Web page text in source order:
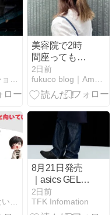
メンズファッション初心者講座
美容院で2時
間座ってもラ
ク！アラフォ
ーが買ってよ
かったサロペ
2日前
fukuco blog｜Ameba (アメーバ)
買って失敗しない家電サイト
8月21日発売
｜asics GEL-
KINETIC FR｜
精悍なブラッ
2日前
TFK Infomation